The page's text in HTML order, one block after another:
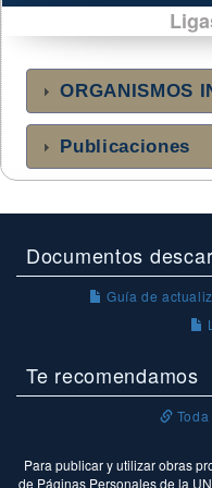
ORGANISMOS
Publicaciones
Documentos
Guía de
Te recomendamos
Para publicar y utilizar obras
de Páginas Personales de la